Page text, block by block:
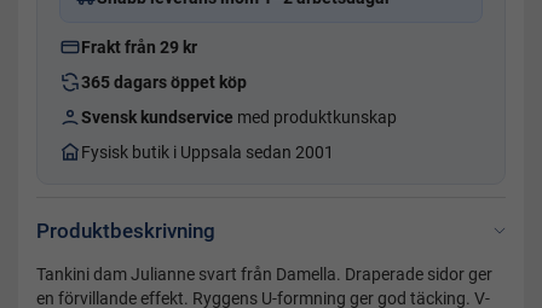
Frakt från 29 kr
365 dagars öppet köp
Svensk kundservice med produktkunskap
Fysisk butik i Uppsala sedan 2001
Produktbeskrivning
Tankini dam Julianne svart från Damella. Draperade sidor ger
en förvillande effekt. Ryggens U-formning ger god täcking. V-